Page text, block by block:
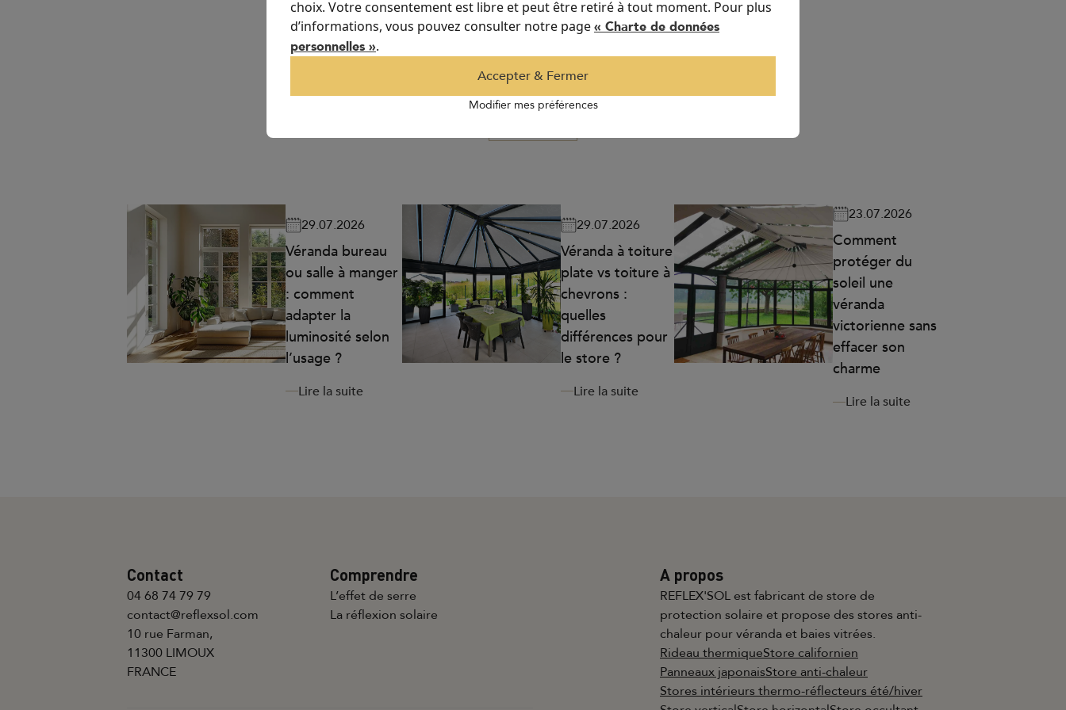
Découvrez nos articles
29.07.2026
Véranda bureau
ou salle à manger
: comment
adapter la
luminosité selon
l’usage ?
Lire la suite
29.07.2026
Véranda à toiture
plate vs toiture à
chevrons :
quelles
différences pour
le store ?
Lire la suite
23.07.2026
Comment
protéger du
soleil une
véranda
victorienne sans
effacer son
charme
Lire la suite
Contact
04 68 74 79 79
contact@reflexsol.com
10 rue Farman,
11300 LIMOUX
FRANCE
Comprendre
L’effet de serre
La réflexion solaire
A propos
REFLEX'SOL est fabricant de store de
protection solaire et propose des stores anti-
chaleur pour véranda et baies vitrées.
Rideau thermiqueStore californien
Panneaux japonaisStore anti-chaleur
Stores intérieurs thermo-réflecteurs été/hiver
choix. Votre consentement est libre et peut être retiré à tout moment. Pour plus
d’informations, vous pouvez consulter notre page« Charte de données
personnelles ».
Accepter & Fermer
Modifier mes préférences